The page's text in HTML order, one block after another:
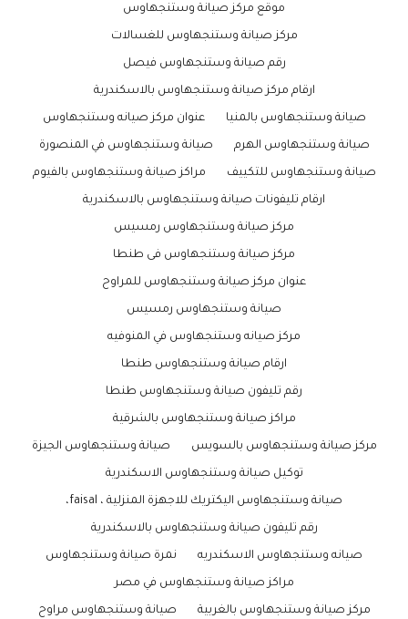
موقع مركز صيانة وستنجهاوس
مركز صيانة وستنجهاوس للغسالات
رقم صيانة وستنجهاوس فيصل
ارقام مركز صيانة وستنجهاوس بالاسكندرية
صيانة وستنجهاوس بالمنيا عنوان مركز صيانه وستنجهاوس
صيانة وستنجهاوس الهرم صيانة وستنجهاوس في المنصورة
صيانة وستنجهاوس للتكييف مراكز صيانة وستنجهاوس بالفيوم
ارقام تليفونات صيانة وستنجهاوس بالاسكندرية
مركز صيانة وستنجهاوس رمسيس
مركز صيانة وستنجهاوس فى طنطا
عنوان مركز صيانة وستنجهاوس للمراوح
صيانة وستنجهاوس رمسيس
مركز صيانه وستنجهاوس في المنوفيه
ارقام صيانة وستنجهاوس طنطا
رقم تليفون صيانة وستنجهاوس طنطا
مراكز صيانة وستنجهاوس بالشرقية
مركز صيانة وستنجهاوس بالسويس صيانة وستنجهاوس الجيزة
توكيل صيانة وستنجهاوس الاسكندرية
صيانة وستنجهاوس اليكتريك للاجهزة المنزلية ، faisal،
رقم تليفون صيانة وستنجهاوس بالاسكندرية
صيانه وستنجهاوس الاسكندريه نمرة صيانة وستنجهاوس
مراكز صيانة وستنجهاوس في مصر
مركز صيانة وستنجهاوس بالغربية صيانة وستنجهاوس مراوح